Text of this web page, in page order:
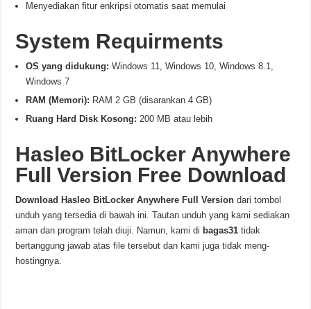
Menyediakan fitur enkripsi otomatis saat memulai
System Requirments
OS yang didukung:Windows 11, Windows 10, Windows 8.1,
Windows 7
RAM (Memori): RAM 2 GB (disarankan 4 GB)
Ruang Hard Disk Kosong: 200 MB atau lebih
Hasleo BitLocker Anywhere
Full Version Free Download
Download Hasleo BitLocker Anywhere Full Version dari tombol
unduh yang tersedia di bawah ini. Tautan unduh yang kami sediakan
aman dan program telah diuji. Namun, kami di bagas31tidak
bertanggung jawab atas file tersebut dan kami juga tidak meng-
hostingnya.